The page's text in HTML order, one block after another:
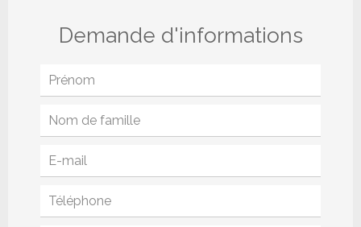
Demande d'informations